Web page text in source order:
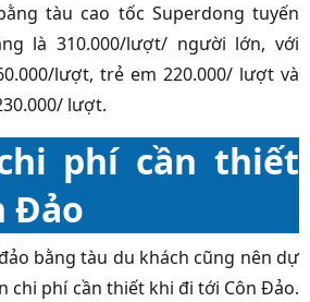
tàu cao tốc Superdong tuyến
là 310.000/lượt/ người lớn, với
lượt, trẻ em 220.000/ lượt và
lượt.
phí cần thiết
Đảo
bằng tàu du khách cũng nên dự
chi phí cần thiết khi đi tới Côn Đảo.